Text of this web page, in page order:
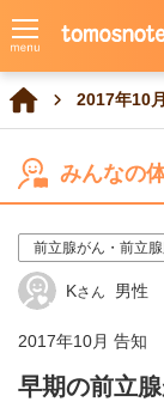
2017年10
みんなの
前立腺がん・前立
Kさん 男性
2017年10月 告知
早期の前立